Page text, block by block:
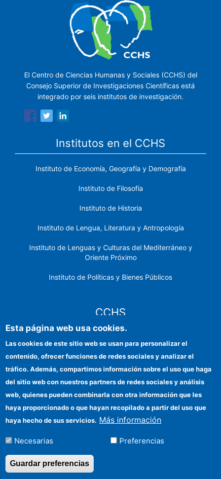
El Centro de Ciencias Humanas y Sociales (CCHS) del
Consejo Superior de Investigaciones Científicas está
integrado por seis institutos de investigación.
Institutos en el CCHS
Instituto de Economía, Geografía y Demografía
Instituto de Filosofía
Instituto de Historia
Instituto de Lengua, Literatura y Antropología
Instituto de Lenguas y Culturas del Mediterráneo y
Oriente Próximo
Instituto de Políticas y Bienes Públicos
CCHS
Identidad institucional
Ayudas FEDER
Organismos financiadores
Contacto
Cómo llegar
Esta página web usa cookies.
Las cookies de este sitio web se usan para personalizar el
contenido, ofrecer funciones de redes sociales y analizar el
tráfico. Además, compartimos información sobre el uso que haga
del sitio web con nuestros partners de redes sociales y análisis
web, quienes pueden combinarla con otra información que les
haya proporcionado o que hayan recopilado a partir del uso que
haya hecho de sus servicios. Más información
Necesarias Preferencias
Guardar preferencias